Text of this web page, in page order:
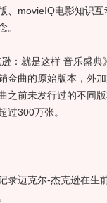
、movieIQ电影知识
。
就是这样 音乐盛典
金曲的原始版本，外
之前未发行过的不同
过300万张。
迈克尔-杰克逊在生